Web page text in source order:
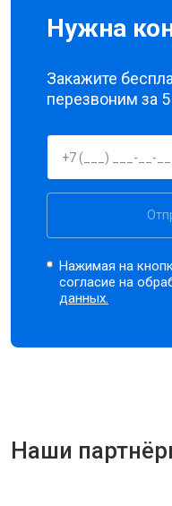
Нужна
Закажите
перезвоним за
Нажимая на
согласие на
данных.
Наши